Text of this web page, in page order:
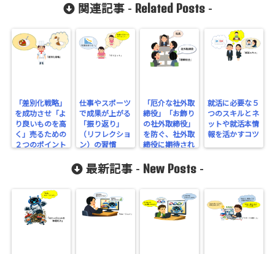
関連記事 - Related Posts-
「差別化戦略」
を成功させ「よ
り良いものを高
く」売るための
２つのポイント
仕事やスポーツ
で成果が上がる
「振り返り」
（リフレクショ
ン）の習慣
「厄介な社外取
締役」「お飾り
の社外取締役」
を防ぐ、社外取
締役に期待され
就活に必要な５
つのスキルとネ
ットや就活本情
報を活かすコツ
最新記事 - New Posts -